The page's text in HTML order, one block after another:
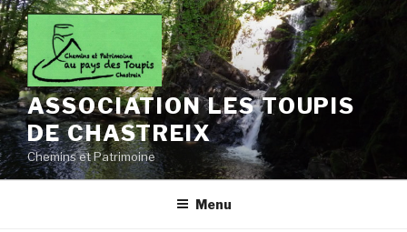
Aller
au
contenu
principal
ASSOCIATION LES TOUPIS
DE CHASTREIX
Chemins et Patrimoine
Menu